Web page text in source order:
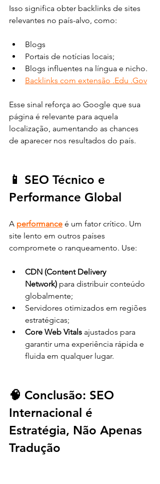
Isso significa obter backlinks de sites
relevantes no país-alvo, como:
Blogs
Portais de notícias locais;
Blogs influentes na língua e nicho.
Backlinks com extensão .Edu .Gov
Esse sinal reforça ao Google que sua
página é relevante para aquela
localização, aumentando as chances
de aparecer nos resultados do país.
📱 SEO Técnico e
Performance Global
A performance é um fator crítico. Um
site lento em outros países
compromete o ranqueamento. Use:
CDN (Content Delivery
Network) para distribuir conteúdo
globalmente;
Servidores otimizados em regiões
estratégicas;
Core Web Vitals ajustados para
garantir uma experiência rápida e
fluida em qualquer lugar.
🧠 Conclusão: SEO
Internacional é
Estratégia, Não Apenas
Tradução